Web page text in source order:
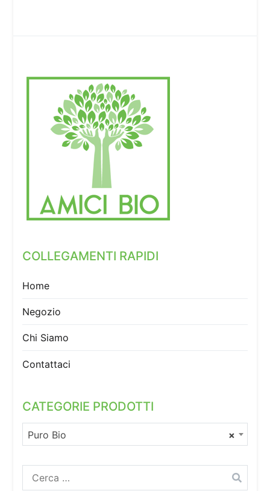
COLLEGAMENTI RAPIDI
Home
Negozio
Chi Siamo
Contattaci
CATEGORIE PRODOTTI
×
Puro Bio
Ricerca